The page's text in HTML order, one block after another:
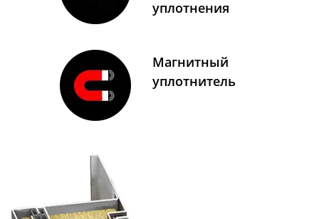
Магнитный
уплотнитель
уплотнения